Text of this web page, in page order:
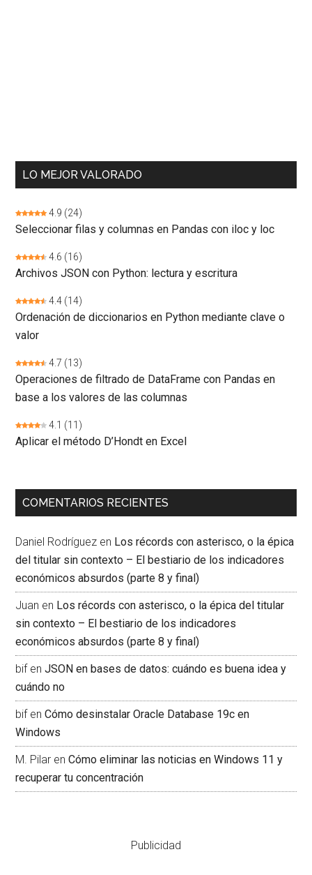
LO MEJOR VALORADO
4.9 (24)
Seleccionar filas y columnas en Pandas con iloc y loc
4.6 (16)
Archivos JSON con Python: lectura y escritura
4.4 (14)
Ordenación de diccionarios en Python mediante clave o
valor
4.7 (13)
Operaciones de filtrado de DataFrame con Pandas en
base a los valores de las columnas
4.1 (11)
Aplicar el método D’Hondt en Excel
COMENTARIOS RECIENTES
Daniel Rodríguez en Los récords con asterisco, o la épica
del titular sin contexto – El bestiario de los indicadores
económicos absurdos (parte 8 y final)
Juan en Los récords con asterisco, o la épica del titular
sin contexto – El bestiario de los indicadores
económicos absurdos (parte 8 y final)
bifenJSON en bases de datos: cuándo es buena idea y
cuándo no
bifenCómo desinstalar Oracle Database 19c en
Windows
M. Pilar enCómo eliminar las noticias en Windows 11 y
recuperar tu concentración
Publicidad